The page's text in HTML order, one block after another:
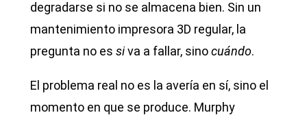
degradarse si no se almacena bien. Sin un
mantenimiento impresora 3D regular, la
pregunta no es siva a fallar, sinocuándo.
El problema real no es la avería en sí, sino el
momento en que se produce. Murphy